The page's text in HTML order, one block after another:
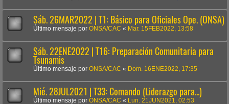
Sáb. 26MAR2022 | T1: Básico para Oficiales Ope. (ONSA)
Último mensaje por ONSA/CAC « Mar. 15FEB2022, 13:58
Sáb. 22ENE2022 | T16: Preparación Comunitaria para
Tsunamis
Último mensaje por ONSA/CAC « Dom. 16ENE2022, 17:35
Mié. 28JUL2021 | T33: Comando (Liderazgo para...)
Último mensaje por ONSA/CAC « Lun. 21JUN2021, 02:53